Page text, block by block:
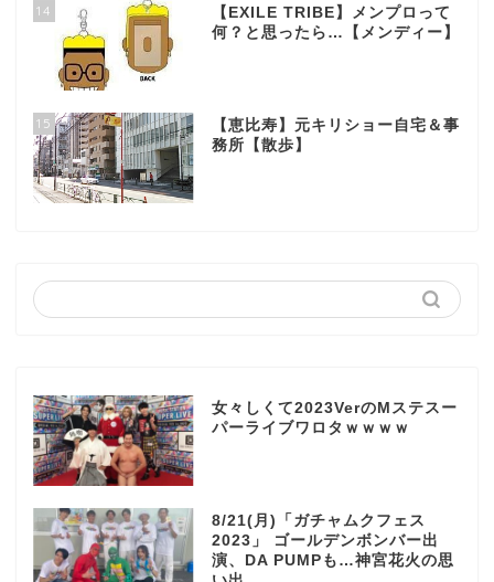
14
【EXILE TRIBE】メンプロって
何？と思ったら…【メンディー】
15
【恵比寿】元キリショー自宅＆事
務所【散歩】
女々しくて2023VerのMステスー
パーライブワロタｗｗｗｗ
8/21(月)「ガチャムクフェス
2023」 ゴールデンボンバー出
演、DA PUMPも…神宮花火の思